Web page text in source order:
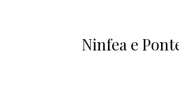
Ninfea e